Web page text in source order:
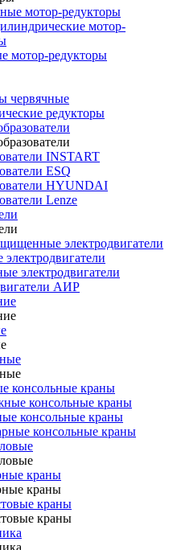
мотор-редукторы
мотор-
мотор-редукторы
червячные
редукторы
INSTART
ESQ
HYUNDAI
Lenze
электродвигатели
электродвигатели
АИР
консольные краны
консольные краны
консольные краны
консольные краны
краны
краны
краны
краны